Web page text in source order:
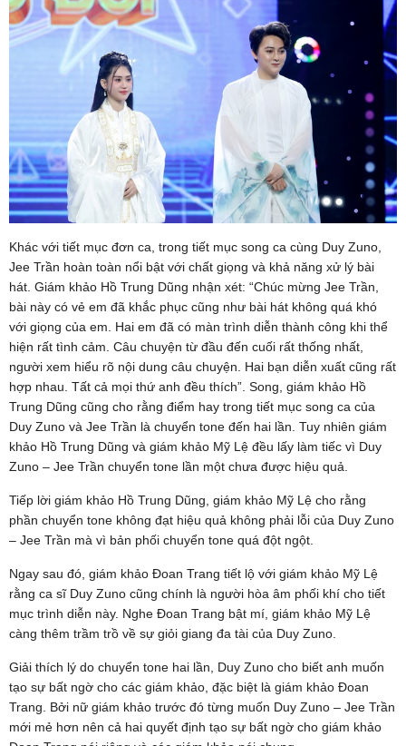
Khác với tiết mục đơn ca, trong tiết mục song ca cùng Duy Zuno,
Jee Trần hoàn toàn nổi bật với chất giọng và khả năng xử lý bài
hát. Giám khảo Hồ Trung Dũng nhận xét: “Chúc mừng Jee Trần,
bài này có vẻ em đã khắc phục cũng như bài hát không quá khó
với giọng của em. Hai em đã có màn trình diễn thành công khi thể
hiện rất tình cảm. Câu chuyện từ đầu đến cuối rất thống nhất,
người xem hiểu rõ nội dung câu chuyện. Hai bạn diễn xuất cũng rất
hợp nhau. Tất cả mọi thứ anh đều thích”. Song, giám khảo Hồ
Trung Dũng cũng cho rằng điểm hay trong tiết mục song ca của
Duy Zuno và Jee Trần là chuyển tone đến hai lần. Tuy nhiên giám
khảo Hồ Trung Dũng và giám khảo Mỹ Lệ đều lấy làm tiếc vì Duy
Zuno – Jee Trần chuyển tone lần một chưa được hiệu quả.
Tiếp lời giám khảo Hồ Trung Dũng, giám khảo Mỹ Lệ cho rằng
phần chuyển tone không đạt hiệu quả không phải lỗi của Duy Zuno
– Jee Trần mà vì bản phối chuyển tone quá đột ngột.
Ngay sau đó, giám khảo Đoan Trang tiết lộ với giám khảo Mỹ Lệ
rằng ca sĩ Duy Zuno cũng chính là người hòa âm phối khí cho tiết
mục trình diễn này. Nghe Đoan Trang bật mí, giám khảo Mỹ Lệ
càng thêm trầm trồ về sự giỏi giang đa tài của Duy Zuno.
Giải thích lý do chuyển tone hai lần, Duy Zuno cho biết anh muốn
tạo sự bất ngờ cho các giám khảo, đặc biệt là giám khảo Đoan
Trang. Bởi nữ giám khảo trước đó từng muốn Duy Zuno – Jee Trần
mới mẻ hơn nên cả hai quyết định tạo sự bất ngờ cho giám khảo